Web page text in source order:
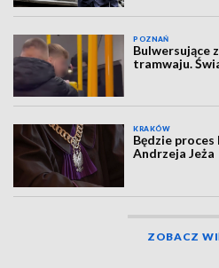
POZNAŃ
Bulwersujące
tramwaju.
KRAKÓW
Będzie
Andrzeja Jeża
ZOBACZ